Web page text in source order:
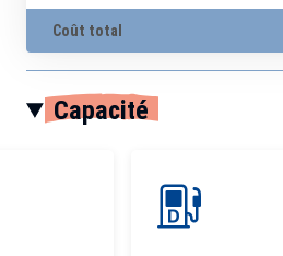
Coût total
Capacité